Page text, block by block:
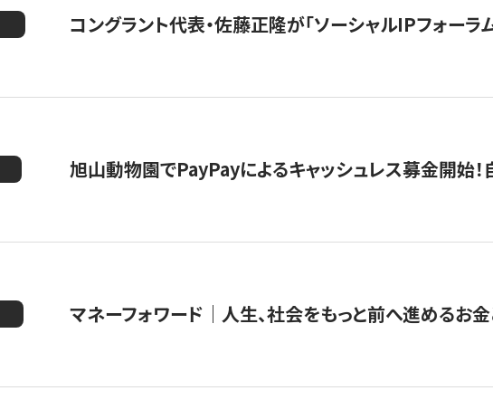
コングラント代表・佐藤正隆が「ソーシャルIPフォーラ
旭山動物園でPayPayによるキャッシュレス募金開始
マネーフォワード｜人生、社会をもっと前へ進めるお